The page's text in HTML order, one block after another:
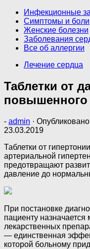
Инфекционные
Симптомы и боли
Женские болезни
Заболевания
Все об аллергии
Лечение сердца
Таблетки от
повышенного
- admin · Опубликовано
23.03.2019
Таблетки от
артериальной
предотвращают
давление до
При постановке
пациенту
лекарственных
— единственная
которой больному